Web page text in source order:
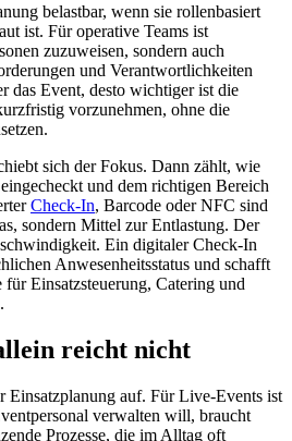
belastbar, wenn sie rollenbasiert
ist. Für operative Teams ist
zuzuweisen, sondern auch
und Verantwortlichkeiten
das Event, desto wichtiger ist die
vorzunehmen, ohne die
sich der Fokus. Dann zählt, wie
und dem richtigen Bereich
Check-In, Barcode oder NFC sind
sondern Mittel zur Entlastung. Der
Ein digitaler Check-In
Anwesenheitsstatus und schafft
Einsatzsteuerung, Catering und
reicht nicht
Einsatzplanung auf. Für Live-Events ist
verwalten will, braucht
Prozesse, die im Alltag oft